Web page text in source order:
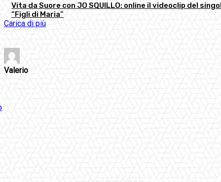
Vita da Suore con JO SQUILLO: online il videoclip del
“Figli di Maria”
Carica di più
Valerio